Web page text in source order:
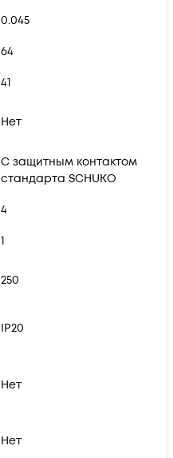
0.045
64
41
Нет
С защитным контактом
стандарта SCHUKO
4
1
250
IP20
Нет
Нет